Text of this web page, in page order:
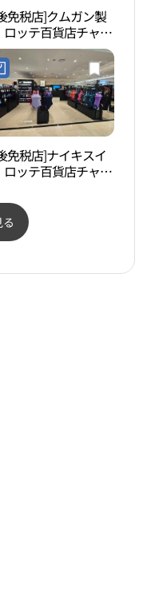
免税店]クムガン製
ロッテ百貨店チャム
（蚕室）店(금강제
데백화점 잠실점)
免税店]ナイキスイ
ロッテ百貨店チャム
롯데백화점 잠실점)